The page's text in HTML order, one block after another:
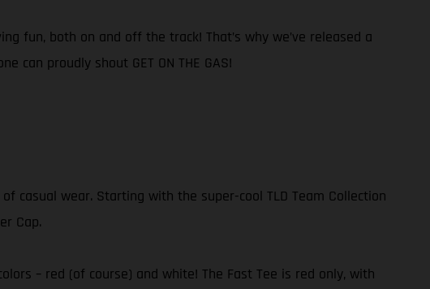
fun, both on and off the track! That’s why we’ve released a
proudly shout GET ON THE GAS!
casual wear. Starting with the super-cool TLD Team Collection
Cap.
– red (of course) and white! The Fast Tee is red only, with